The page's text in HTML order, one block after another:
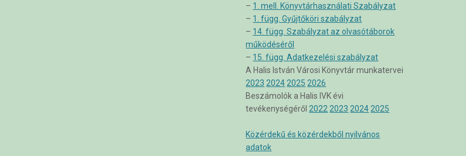
– 1. mell. Könyvtárhasználati Szabályzat
– 1. függ. Gyűjtőköri szabályzat
– 14. függ. Szabályzat az olvasótáborok
működéséről
– 15. függ. Adatkezelési szabályzat
A Halis István Városi Könyvtár munkatervei
2023 2024 2025 2026
Beszámolók a Halis IVK évi
tevékenységéről 2022 2023 2024 2025
Közérdekű és közérdekből nyilvános
adatok